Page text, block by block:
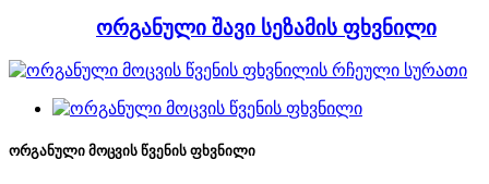
ორგანული შავი სეზამის ფხვნილი
ორგანული მოცვის წვენის ფხვნილი